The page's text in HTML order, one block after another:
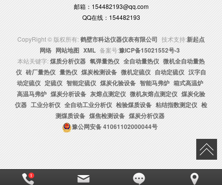
邮箱：154482193@qq.com
QQ在线：154482193
CopyRight © 版权所有:鹤壁市科达仪器仪表有限公司 技术支持:新起点
网络 网站地图 XML 备案号:豫ICP备15021552号-3
本站关键字:煤质分析仪器 氧弹量热仪 全自动量热仪 微机全自动量热
仪 砖厂量热仪 量热仪 煤炭检测设备 微机定硫仪 自动定硫仪 汉字自
动定硫仪 定硫仪 智能定硫仪 煤炭化验设备 智能马弗炉 箱式高温炉
高温马弗炉 煤炭分析设备 灰熔点测定仪 微机灰熔点测定仪 煤炭化验
仪器 工业分析仪 全自动工业分析仪 检验煤质设备 粘结指数测定仪 检
测煤质设备 煤焦检测设备 煤炭分析仪器
豫公网安备41061102000044号